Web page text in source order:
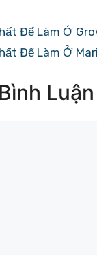
Để Làm Ở
Để Làm Ở
Luận